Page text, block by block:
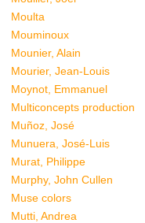
Moulta
Mouminoux
Mounier, Alain
Mourier, Jean-Louis
Moynot, Emmanuel
Multiconcepts production
Muñoz, José
Munuera, José-Luis
Murat, Philippe
Murphy, John Cullen
Muse colors
Mutti, Andrea